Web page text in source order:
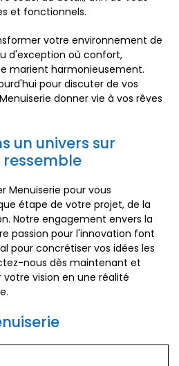
et fonctionnels.
votre environnement de
d'exception où confort,
marient harmonieusement.
pour discuter de vos
donner vie à vos rêves
un univers sur
ressemble
Menuiserie pour vous
étape de votre projet, de la
Notre engagement envers la
passion pour l'innovation font
pour concrétiser vos idées les
nous dès maintenant et
vision en une réalité